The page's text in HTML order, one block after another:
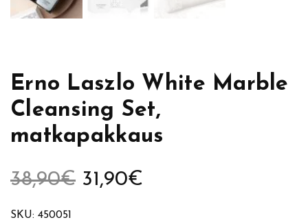
Erno Laszlo White Marble
Cleansing Set,
matkapakkaus
38,90€ A
31,90€
SKU: 450051